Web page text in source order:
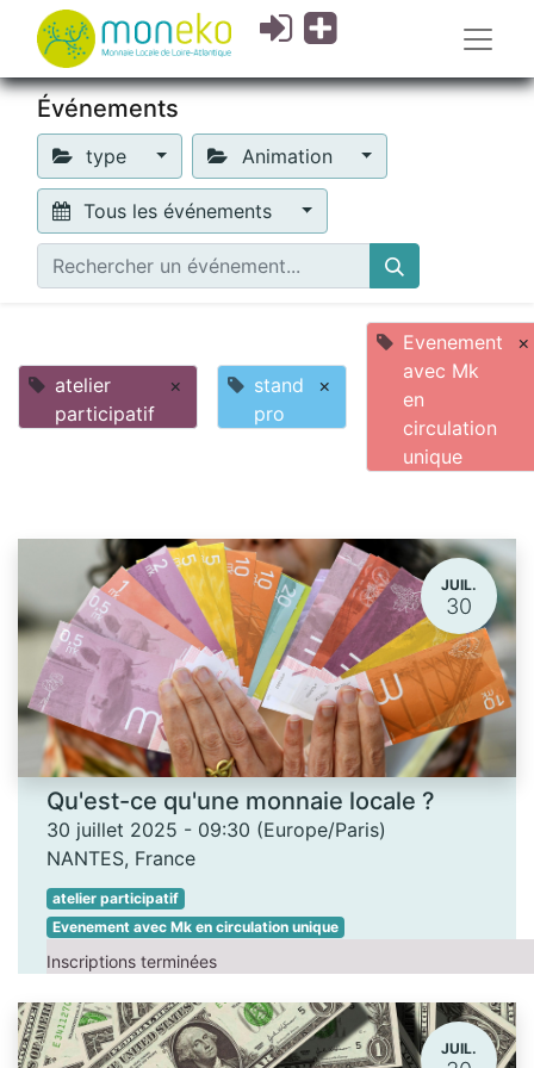
Événements
type Animation
Tous les événements
atelier
participatif
×
stand
pro
×
Evenement
avec Mk
en
circulation
unique
×
JUIL.
30
Qu'est-ce qu'une monnaie locale ?
30 juillet 2025 - 09:30 (Europe/Paris)
NANTES, France
atelier participatif
Evenement avec Mk en circulation unique
Inscriptions terminées
JUIL.